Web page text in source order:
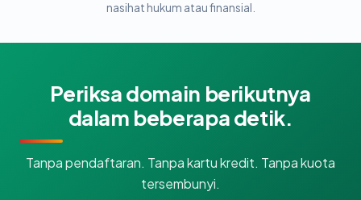
nasihat hukum atau finansial.
Periksa domain berikutnya
dalam beberapa detik.
Tanpa pendaftaran. Tanpa kartu kredit. Tanpa kuota
tersembunyi.